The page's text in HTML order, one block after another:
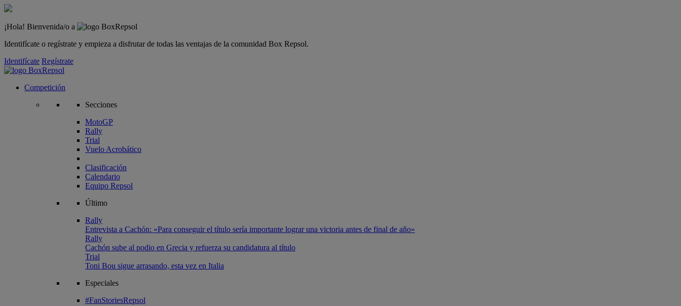
¡Hola! Bienvenida/o a
Identifícate o regístrate y empieza a disfrutar de todas las ventajas de la comunidad Box Repsol.
Identifícate Regístrate
Competición
Secciones
MotoGP
Rally
Trial
Vuelo Acrobático
Clasificación
Calendario
Equipo Repsol
Último
Rally
Entrevista a Cachón: «Para conseguir el título sería importante lograr una victoria antes de final de año»
Rally
Cachón sube al podio en Grecia y refuerza su candidatura al título
Trial
Toni Bou sigue arrasando, esta vez en Italia
Especiales
#FanStoriesRepsol